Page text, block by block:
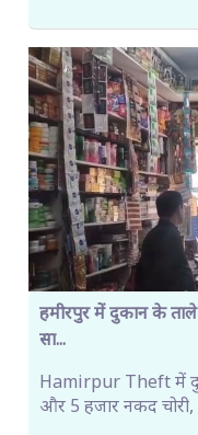
हमीरपुर में दुकान के
सा...
Hamirpur Theft में
और 5 हजार नकद चोरी,